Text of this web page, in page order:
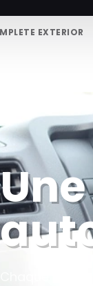
EXTERIOR
Chaque